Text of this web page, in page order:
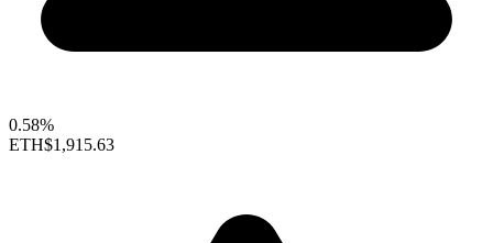
0.58%
ETH$1,915.63